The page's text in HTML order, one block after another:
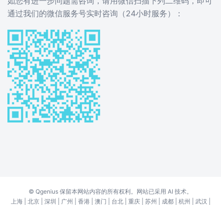
通过我们的微信服务号实时咨询（24小时服务）：
© Qgenius 保留本网站内容的所有权利。网站已采用 AI 技术。
上海| 北京| 深圳 广州 香港| 澳门 台北| 重庆| 苏州 成都| 杭州 武汉